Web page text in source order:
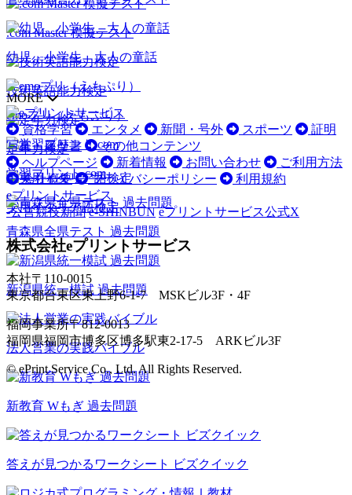
.com Master 模擬テスト
技術英語能力検定
定年力検定
実用イタリア語検定
幼児、小学生、大人の童話
emoプリ（えもぷり）
学習プリント.com
青森県全県テスト 過去問題
新潟県統一模試 過去問題
法人営業の実践バイブル
新教育 Wもぎ 過去問題
答えが見つかるワークシート ビズクイック
MORE
資格学習 エンタメ 新聞・号外 スポーツ
証明
写真・履歴書
その他コンテンツ
ヘルプページ
新着情報 お問い合わせ
ご利用方法
会社概要
プライバシーポリシー
利用規約
eプリントサービス
-公営競技新聞 e-SHINBUN eプリントサービス公式X
株式会社eプリントサービス
本社〒110-0015
東京都台東区東上野6-1-7 MSKビル3F・4F
福岡事業所〒812-0013
福岡県福岡市博多区博多駅東2-17-5 ARKビル3F
© ePrint Service Co., Ltd. All Rights Reserved.